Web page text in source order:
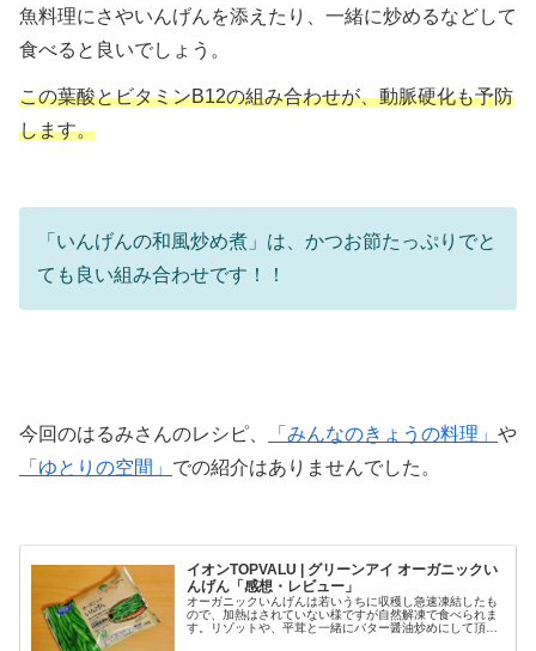
魚料理にさやいんげんを添えたり、一緒に炒めるなどして
食べると良いでしょう。
この葉酸とビタミンB12の組み合わせが、動脈硬化も予防
します。
「いんげんの和風炒め煮」は、かつお節たっぷりでと
ても良い組み合わせです！！
今回のはるみさんのレシピ、 「みんなのきょうの料理」 や
「ゆとりの空間」 での紹介はありませんでした。
イオンTOPVALU | グリーンアイ オーガニックい
んげん「感想・レビュー」
オーガニックいんげんは若いうちに収穫し急速凍結したも
ので、加熱はされていない様ですが自然解凍で食べられま
す。リゾットや、平茸と一緒にバター醤油炒めにして頂き